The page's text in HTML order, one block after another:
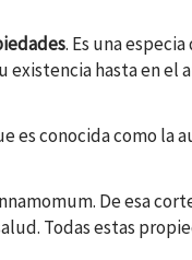
. Es una
hasta en
es conocida como la
De esa
Todas estas